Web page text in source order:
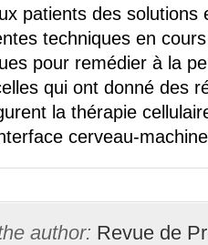
patients des solutions
techniques en
pour remédier à la
qui ont donné des
la thérapie
cerveau-
author: Revue de